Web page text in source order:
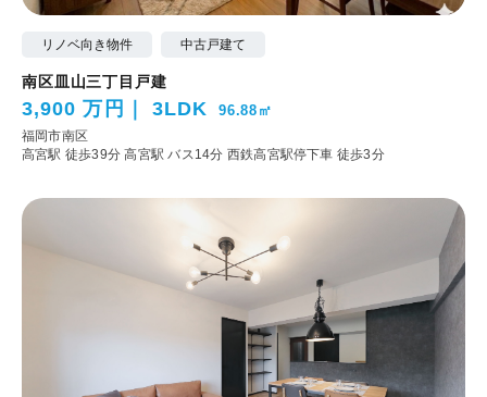
リノベ向き物件 中古戸建て
南区皿山三丁目戸建
3,900 万円 3LDK 96.88㎡
福岡市南区
高宮駅 徒歩39分高宮駅 バス14分 西鉄高宮駅停下車 徒歩3分